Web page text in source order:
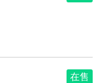
在售